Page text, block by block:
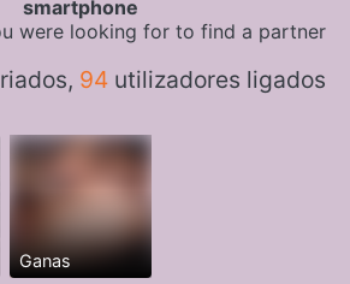
smartphone
were looking for to find a partner
94utilizadores ligados
Ganas